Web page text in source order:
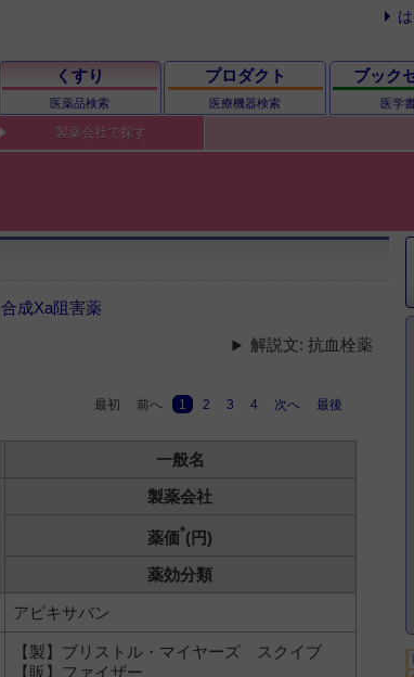
くすり
医薬品検索
プロダクト
医療機器検索
ブック
医学
製薬会社で探す
合成Xa阻害薬
解説文: 抗血栓薬
最初 前へ 1 2 3 4 次へ 最後
一般名
製薬会社
薬価*(円)
薬効分類
アピキサバン
【製】ブリストル・マイヤーズ スクイブ
【販】ファイザー